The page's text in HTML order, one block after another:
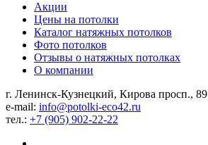
Акции
Цены на потолки
Каталог натяжных потолков
Фото потолков
Отзывы о натяжных потолках
О компании
г. Ленинск-Кузнецкий, Кирова просп., 89
e-mail: info@potolki-eco42.ru
тел.: +7 (905) 902-22-22